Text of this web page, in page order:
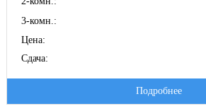
3-комн.:
Цена:
Сдача:
Подробнее